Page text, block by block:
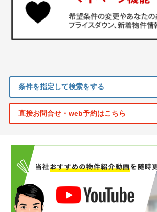
条件を指定して検索をする
直接お問合せ・web予約はこちら